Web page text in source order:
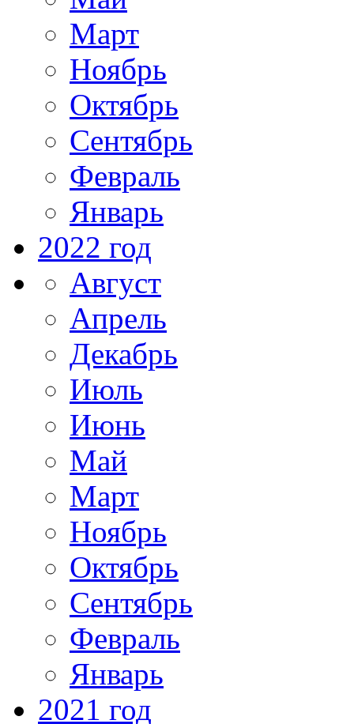
Март
Ноябрь
Октябрь
Сентябрь
Февраль
Январь
2022 год
Август
Апрель
Декабрь
Июль
Июнь
Май
Март
Ноябрь
Октябрь
Сентябрь
Февраль
Январь
2021 год